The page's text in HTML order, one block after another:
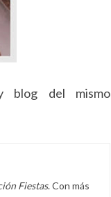
del mismo
Fiestas. Con más